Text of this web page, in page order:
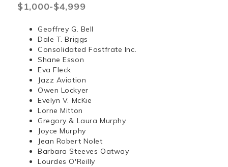
$1,000-$4,999
Geoffrey G. Bell
Dale T. Briggs
Consolidated Fastfrate Inc.
Shane Esson
Eva Fleck
Jazz Aviation
Owen Lockyer
Evelyn V. McKie
Lorne Mitton
Gregory & Laura Murphy
Joyce Murphy
Jean Robert Nolet
Barbara Steeves Oatway
Lourdes O'Reilly